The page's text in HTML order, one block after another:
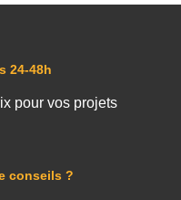
conseils ?
24-48h
pour vos projets